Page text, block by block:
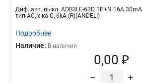
Диф. авт. выкл. ADB3LE-63D 1P+N 16А
тип AС, х-ка С, 6kA (R)(ANDELI)
Подробнее
Наличие: В наличии
0,00 ₽
– +